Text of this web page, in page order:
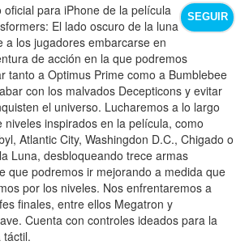
SEGUIR
oficial para iPhone de la película
El lado oscuro de la luna
a los jugadores embarcarse en
de acción en la que podremos
tanto a Optimus Prime como a Bumblebee
con los malvados Decepticons y evitar
el universo. Lucharemos a lo largo
niveles inspirados en la película, como
Atlantic City, Washingdon D.C., Chigado o
Luna, desbloqueando trece armas
que podremos ir mejorando a medida que
por los niveles. Nos enfrentaremos a
finales, entre ellos Megatron y
Cuenta con controles ideados para la
táctil.